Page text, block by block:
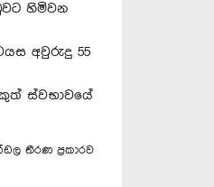
හිමිවන
අවුරුදු 55
ස්වභාවයේ
තීරණ ප්‍රකාරව